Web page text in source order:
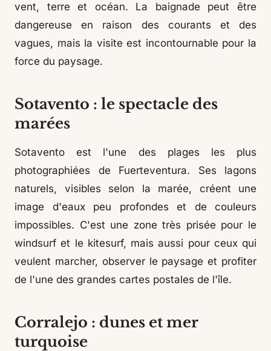
vent, terre et océan. La baignade peut être
dangereuse en raison des courants et des
vagues, mais la visite est incontournable pour la
force du paysage.
Sotavento : le spectacle des
marées
Sotavento est l'une des plages les plus
photographiées de Fuerteventura. Ses lagons
naturels, visibles selon la marée, créent une
image d'eaux peu profondes et de couleurs
impossibles. C'est une zone très prisée pour le
windsurf et le kitesurf, mais aussi pour ceux qui
veulent marcher, observer le paysage et profiter
de l'une des grandes cartes postales de l'île.
Corralejo : dunes et mer
turquoise